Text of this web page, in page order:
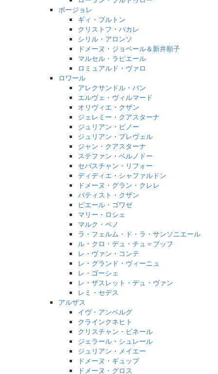
ボージョレ
ギィ・ブルトン
クリストフ・パカレ
シリル・アロンソ
ドメーヌ・ジョベール＆新井順子
マルセル・ラピエール
ロミュアルド・ヴァロ
ロワール
アレクサンドル・バン
エルヴェ・ヴィルマード
オリヴィエ・クザン
ジェレミー・クアスターナ
ジュリアン・ピノー
ジュリアン・プレヴェル
ジャン・クアスターナ
ステファン・ベルノドー
セバスチャン・リフォー
ディディエ・シャファルドン
ドメーヌ・グラン・クレレ
バティスト・クザン
ピエール・ゴワゼ
マリー・ロシェ
マルク・ペノ
ラ・フェルム・ド・ラ・サンソニエール
ル・クロ・デュ・チュ＝ブッフ
レ・ヴァン・コンテ
レ・グランド・ヴィーニュ
レ・ゴーシェ
レ・ザスレット・デュ・ヴァン
レミ・セデス
アルザス
イヴ・アンベルグ
クラインクネヒト
クリスチャン・ビネール
ジェラール・シュレール
ジュリアン・メイエー
ドメーヌ・ギュップ
ドメーヌ・グロス